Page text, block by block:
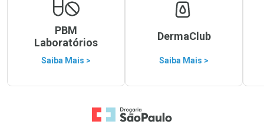
PBM
Laboratórios
Saiba Mais >
DermaClub
Saiba Mais >
Ir para a Home